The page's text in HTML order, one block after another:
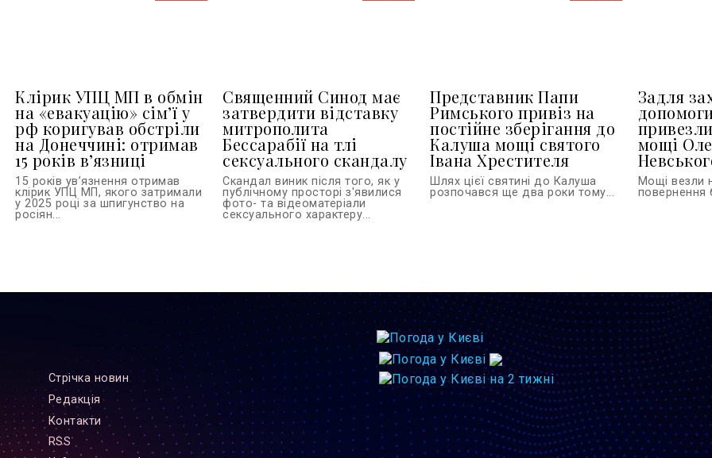
Клірик УПЦ МП в обмін
на «евакуацію» сімʼї у
рф коригував обстріли
на Донеччині: отримав
15 років вʼязниці
15 років увʼязнення отримав
клірик УПЦ МП, якого затримали
у 2025 році за шпигунство на
росіян...
Священний Синод має
затвердити відставку
митрополита
Бессарабії на тлі
сексуального скандалу
Скандал виник після того, як у
публічному просторі з'явилися
фото- та відеоматеріали
сексуального характеру...
Представник Папи
Римського привіз на
постійне зберігання до
Калуша мощі святого
Івана Хрестителя
Шлях цієї святині до Калуша
розпочався ще два роки тому...
Задля
мощі
Мощі везли
повернення
Стрiчка новин
Редакцiя
Контакти
RSS